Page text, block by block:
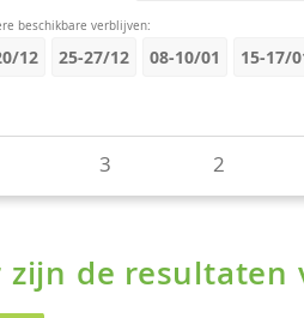
zijn de resultaten